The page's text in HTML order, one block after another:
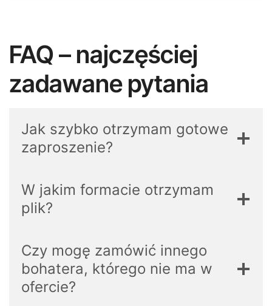
FAQ – najczęściej
zadawane pytania
Jak szybko otrzymam gotowe
zaproszenie?
W jakim formacie otrzymam
plik?
Czy mogę zamówić innego
bohatera, którego nie ma w
ofercie?